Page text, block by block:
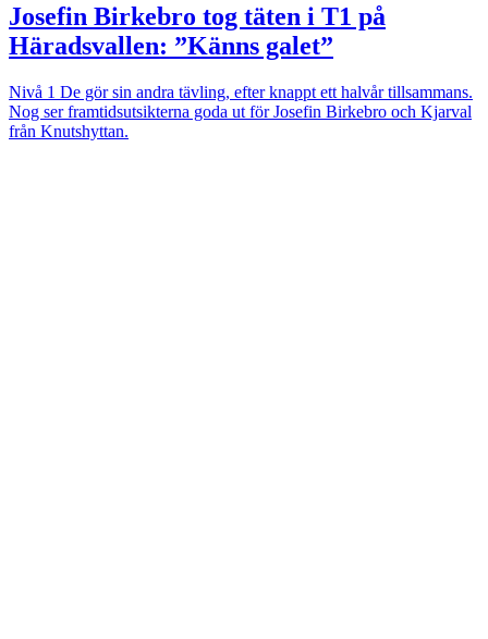
Josefin Birkebro tog täten i T1 på
Häradsvallen: ”Känns galet”
Nivå 1 De gör sin andra tävling, efter knappt ett halvår tillsammans.
Nog ser framtidsutsikterna goda ut för Josefin Birkebro och Kjarval
från Knutshyttan.